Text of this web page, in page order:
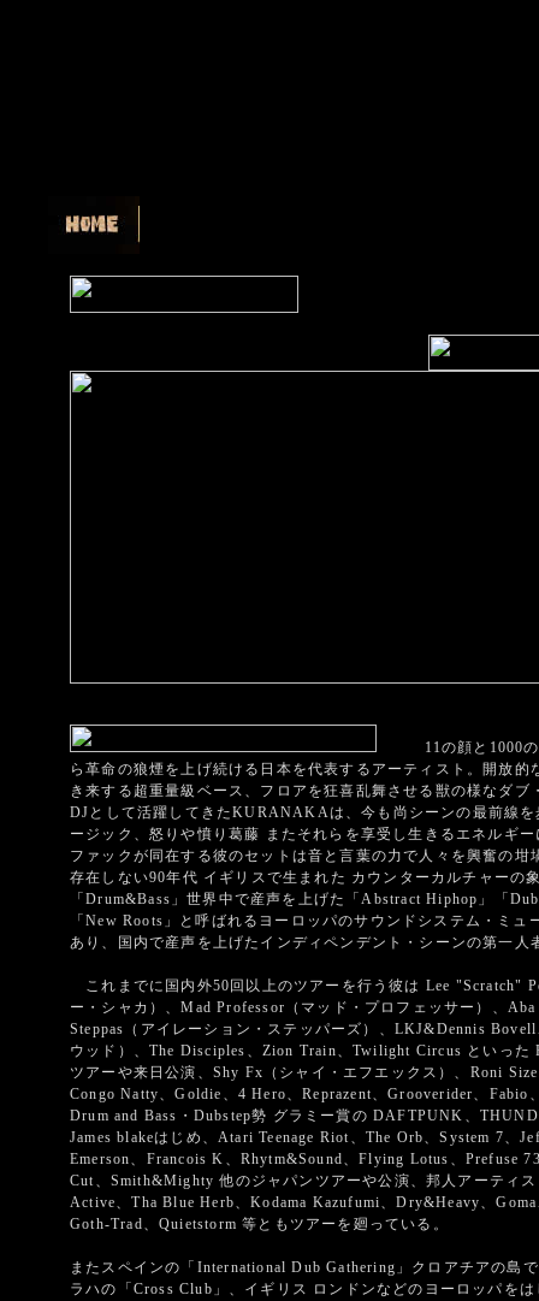
11の顔と1000の腕
ら革命の狼煙を上げ続ける日本を代表するアーティスト。開放
き来する超重量級ベース、フロアを狂喜乱舞させる獣の様なダ
DJとして活躍してきたKURANAKAは、今も尚シーンの最前線
ージック、怒りや憤り葛藤 またそれらを享受し生きるエネルギ
ファックが同在する彼のセットは音と言葉の力で人々を興奮の
存在しない90年代 イギリスで生まれた カウンターカルチャーの
「Drum&Bass」世界中で産声を上げた「Abstract Hiphop」「
「New Roots」と呼ばれるヨーロッパのサウンドシステム・ミ
あり、国内で産声を上げたインディペンデント・シーンの第一人
これまでに国内外50回以上のツアーを行う彼は Lee "Scratch"
ー・シャカ）、Mad Professor（マッド・プロフェッサー）、
Steppas（アイレーション・ステッパーズ）、LKJ&Dennis
ウッド）、The Disciples、Zion Train、Twilight Circus といった
ツアーや来日公演、Shy Fx（シャイ・エフエックス）、Roni
Congo Natty、Goldie、4 Hero、Reprazent、Grooverider、
Drum and Bass・Dubstep勢 グラミー賞の DAFTPUNK、
James blakeはじめ、Atari Teenage Riot、The Orb、System 7、
Emerson、Francois K、Rhytm&Sound、Flying Lotus、Prefuse
Cut、Smith&Mighty 他のジャパンツアーや公演、邦人アーティ
Active、Tha Blue Herb、Kodama Kazufumi、Dry&Heavy、
Goth-Trad、Quietstorm 等ともツアーを廻っている。
またスペインの「International Dub Gathering」クロアチアの島
ラハの「Cross Club」、イギリス ロンドンなどのヨーロッパを